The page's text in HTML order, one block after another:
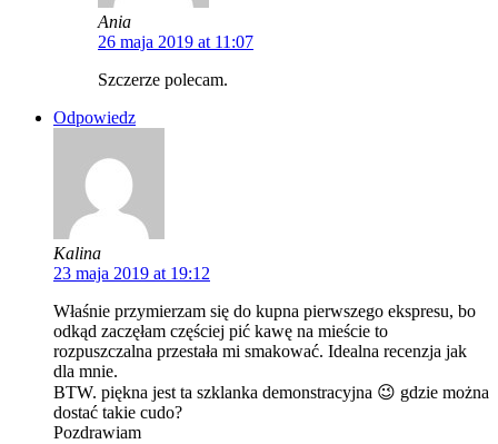
Ania
26 maja 2019 at 11:07
Szczerze polecam.
Odpowiedz
Kalina
23 maja 2019 at 19:12
Właśnie przymierzam się do kupna pierwszego ekspresu, bo
odkąd zaczęłam częściej pić kawę na mieście to
rozpuszczalna przestała mi smakować. Idealna recenzja jak
dla mnie.
BTW. piękna jest ta szklanka demonstracyjna 😉 gdzie można
dostać takie cudo?
Pozdrawiam